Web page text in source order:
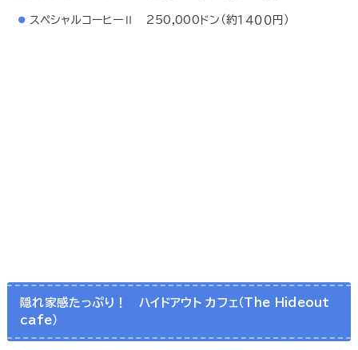
スペシャルコーヒーⅡ 250,000ドン（約１４００円）
隠れ家感たっぷり！ ハイドアウト カフェ（The Hideout
cafe）